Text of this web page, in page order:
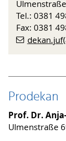
Tel.: 0381
Fax: 0381
Prodekan
Prof. Dr.
Ulmenstraße